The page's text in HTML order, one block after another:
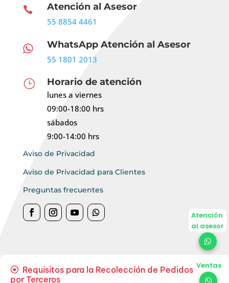
 Atención al Asesor
55 8854 4461
 WhatsApp Atención al Asesor
55 1801 2013
} Horario de atención
lunes a viernes
09:00-18:00 hrs
sábados
9:00-14:00 hrs
Aviso de Privacidad
Aviso de Privacidad para Clientes
Preguntas frecuentes
Requisitos para la Recolección de Pedidos
por Terceros
Ventas
Atención
al asesor